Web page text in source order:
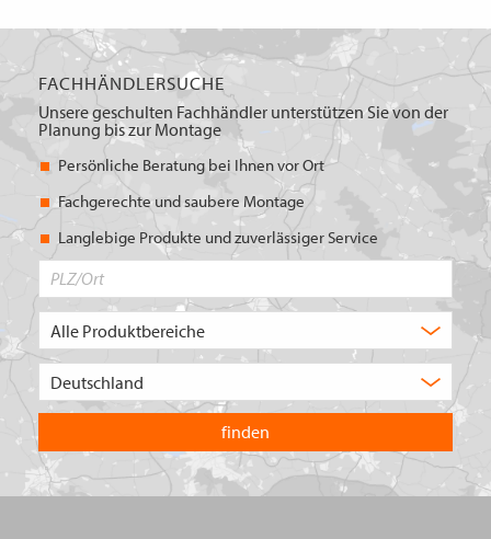
FACHHÄNDLERSUCHE
Unsere geschulten Fachhändler unterstützen Sie von der
Planung bis zur Montage
Persönliche Beratung bei Ihnen vor Ort
Fachgerechte und saubere Montage
Langlebige Produkte und zuverlässiger Service
in
welchem
Land
Sie
suchen